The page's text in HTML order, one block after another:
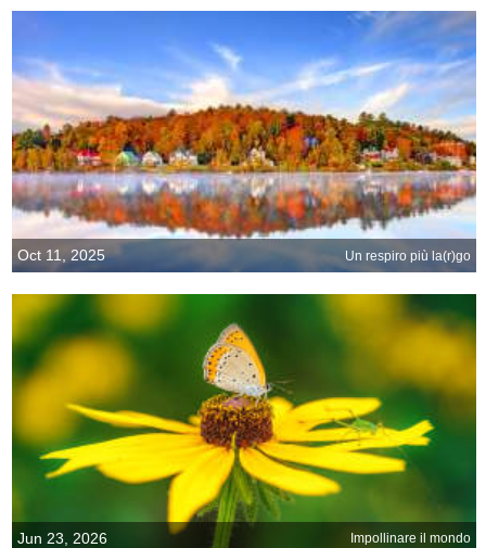
Oct 11, 2025 Un respiro più la(r)go
Jun 23, 2026 Impollinare il mondo